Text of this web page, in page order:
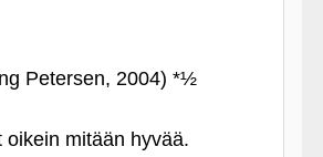
Petersen, 2004) *½
oikein mitään hyvää.